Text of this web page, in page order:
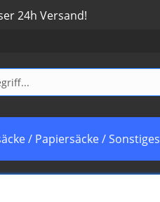
24h Versand!
/ Papiersäcke / Sonstiges